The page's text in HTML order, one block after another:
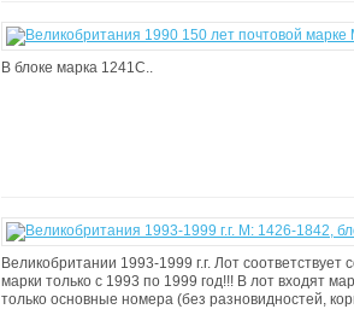
В блоке марка 1241С..
Великобритании 1993-1999 г.г. Лот
марки только с 1993 по 1999 год!!! В лот входят
только основные номера (без разновидностей,